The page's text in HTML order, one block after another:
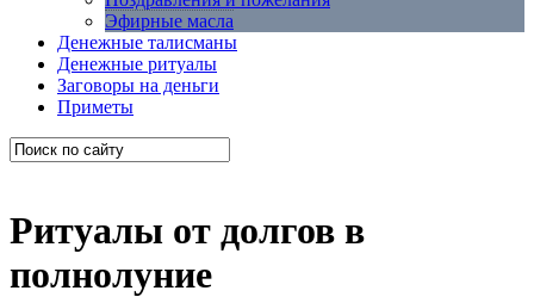
Эфирные масла
Денежные талисманы
Денежные ритуалы
Заговоры на деньги
Приметы
Ритуалы от долгов в
полнолуние